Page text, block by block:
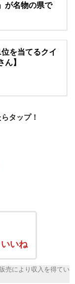
が名物の県で
を当てるクイ
ん】
タップ！
いいね
売により収入を得てい